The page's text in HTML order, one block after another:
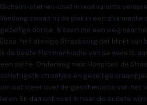
Michelin-sterren-chef in restaurants
Vandaag zwaait hij de plak in een charmante
gezellige dorpje. Ik baan me een weg naar
Elzas, het stevige Strasbourg dat blinkt van
ik de beste Flammenkuche van de wereld,
een selfie. Onderweg naar Hospices de
schattigste straatjes en gezellige
om wat meer over de geschiedenis van het
leren. En dan ontmoet ik haar: de oudste